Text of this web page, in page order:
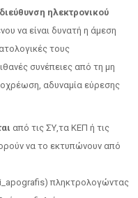
ηλεκτρονικού
να είναι δυνατή η άμεση
τους
συνέπειες από τη μη
αδυναμία εύρεσης
από τις ΣΥ,τα ΚΕΠ ή τις
να το εκτυπώνουν από
πληκτρολογώντας